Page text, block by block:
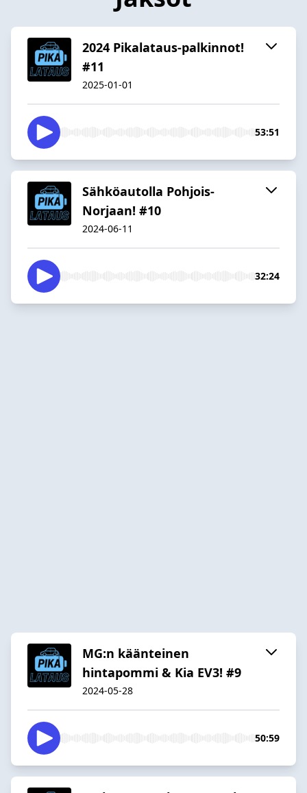
2024 Pikalataus-palkinnot!
#11
2025-01-01
53:51
Sähköautolla Pohjois-
Norjaan! #10
2024-06-11
32:24
MG:n käänteinen
hintapommi & Kia EV3! #9
2024-05-28
50:59